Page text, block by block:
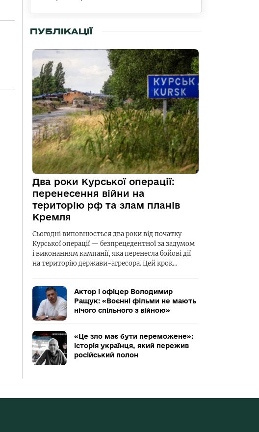
ПУБЛІКАЦІЇ
Два роки Курської операції:
перенесення війни на
територію рф та злам планів
Кремля
Сьогодні виповнюється два роки від початку
Курської операції — безпрецедентної за задумом
і виконанням кампанії, яка перенесла бойові дії
на територію держави-агресора. Цей крок…
Актор і офіцер Володимир
Ращук: «Воєнні фільми не мають
нічого спільного з війною»
«Це зло має бути переможене»:
історія українця, який пережив
російський полон